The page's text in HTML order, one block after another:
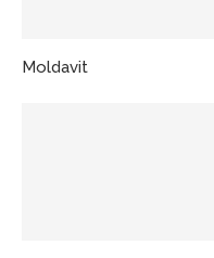
Moldavit